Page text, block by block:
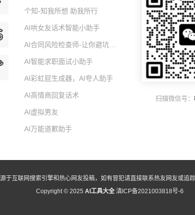
个知-知我所想 助我所行
AI哄女友话术智能小助手
AI智能求职面试小助手
AI彩虹屁生成器，AI夸人助手
AI高情商回复话术
AI虚拟男友
AI万能道歉助手
扫描微信号：
于互联网搜索引擎和热心网友投稿，如有冒犯请直接联系热友网友或追
Copyright © 2025 AI工具大全 滇ICP备2021003818号-6